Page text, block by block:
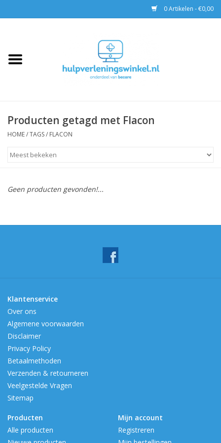
0 Artikelen - €0,00
EHBO
Pax tassen
Trainingen
Producten getagd met Flacon
HOME/TAGS/ FLACON
Geen producten gevonden!...
Klantenservice
Over ons
Algemene voorwaarden
Disclaimer
Privacy Policy
Betaalmethoden
Verzenden & retourneren
Veelgestelde Vragen
Sitemap
Producten
Alle producten
Mijn account
Registreren